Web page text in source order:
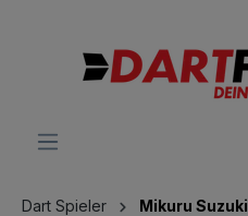
Dart Spieler Mikuru Suzuki